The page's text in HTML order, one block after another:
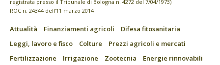
registrata presso il Tribunale di Bologna n. 4272 del 7/04/1973)
ROC n. 24344 dell’11 marzo 2014
Attualità Finanziamenti agricoli
Difesa fitosanitaria
Leggi, lavoro e fisco
Colture
Prezzi agricoli e mercati
Fertilizzazione
Irrigazione Zootecnia
Energie rinnovabili